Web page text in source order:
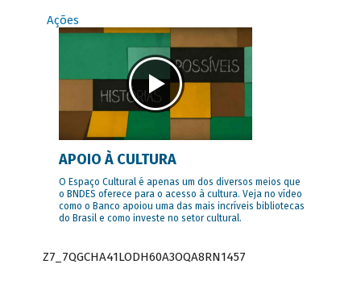
Ações
APOIO À CULTURA
O Espaço Cultural é apenas um dos diversos meios que
o BNDES oferece para o acesso à cultura. Veja no vídeo
como o Banco apoiou uma das mais incríveis bibliotecas
do Brasil e como investe no setor cultural.
Z7_7QGCHA41LODH60A3OQA8RN1457